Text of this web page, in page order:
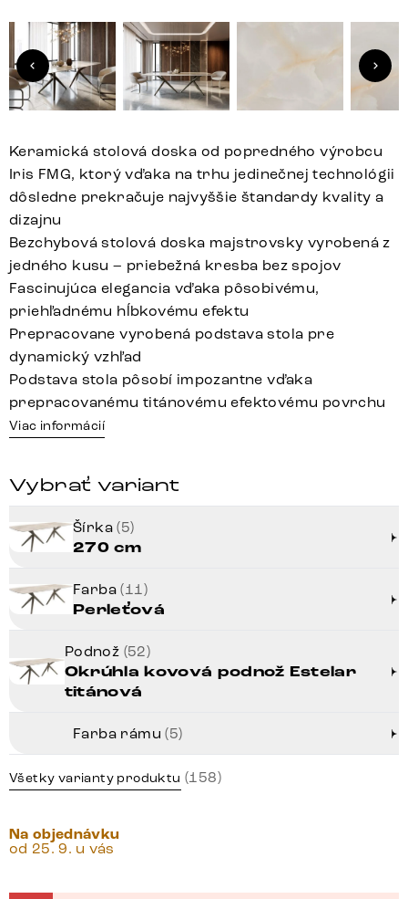
Keramická stolová doska od popredného výrobcu
Iris FMG, ktorý vďaka na trhu jedinečnej technológii
dôsledne prekračuje najvyššie štandardy kvality a
dizajnu
Bezchybová stolová doska majstrovsky vyrobená z
jedného kusu – priebežná kresba bez spojov
Fascinujúca elegancia vďaka pôsobivému,
priehľadnému hĺbkovému efektu
Prepracovane vyrobená podstava stola pre
dynamický vzhľad
Podstava stola pôsobí impozantne vďaka
prepracovanému titánovému efektovému povrchu
Viac informácií
Vybrať variant
Šírka(5)
270 cm
Farba(11)
Perleťová
Podnož (52)
Okrúhla kovová podnož Estelar
titánová
Farba rámu(5)
Všetky varianty produktu (158)
Na objednávku
od 25. 9. u vás